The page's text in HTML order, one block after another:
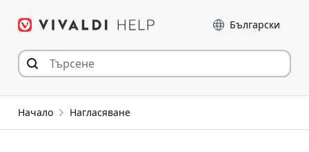
към съдържанието
Език
Начало Нагласяване